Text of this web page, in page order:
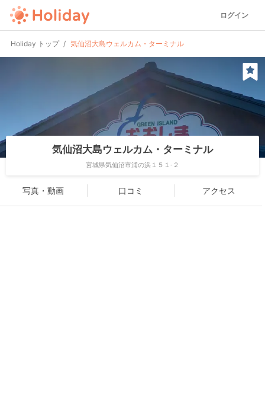
ログイン
Holiday トップ 気仙沼大島ウェルカム・ターミナル
気仙沼大島ウェルカム・ターミナル
宮城県気仙沼市浦の浜１５１-２
写真・動画 口コミ アクセス